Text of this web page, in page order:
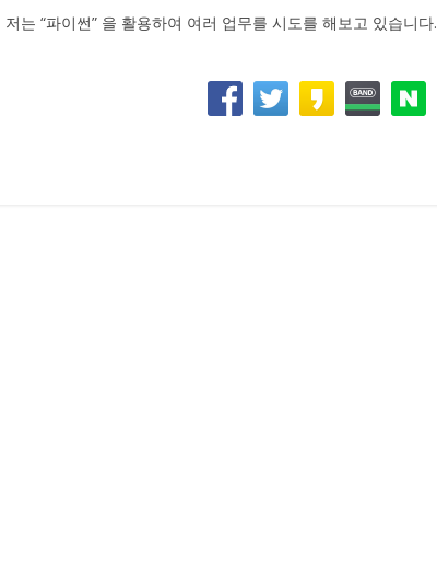
는 “파이썬” 을 활용하여 여러 업무를 시도를 해보고 있습니다.